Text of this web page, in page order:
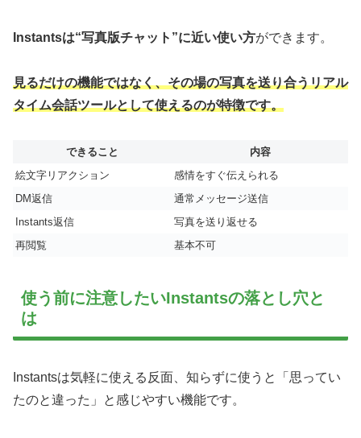
Instantsは“写真版チャット”に近い使い方ができます。
見るだけの機能ではなく、その場の写真を送り合うリアル
タイム会話ツールとして使えるのが特徴です。
できること
内容
絵文字リアクション
感情をすぐ伝えられる
DM返信
通常メッセージ送信
Instants返信
写真を送り返せる
再閲覧
基本不可
使う前に注意したいInstantsの落とし穴と
は
Instantsは気軽に使える反面、知らずに使うと「思ってい
たのと違った」と感じやすい機能です。